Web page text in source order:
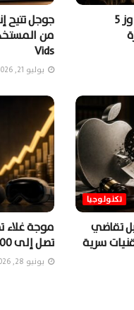
قيمة آبل السوقية تتجاوز 5
جوجل تتيح
Vids
يوليو 21, 2026
تكنولوجيا
تقاضي
موجة غلاء
تصل إلى 1300 دولارٍ
يونيو 28, 2026